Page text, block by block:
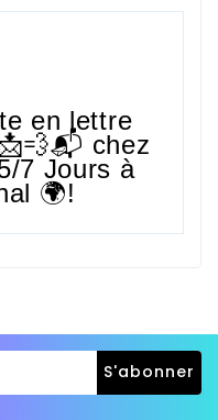
en lettre
chez
7 Jours à
🌍!